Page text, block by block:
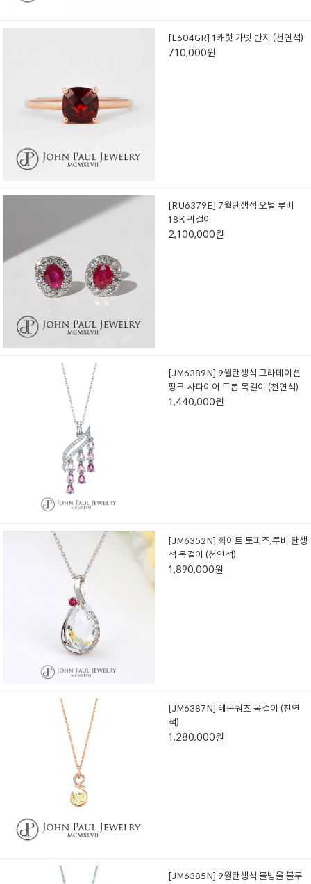
[L604GR] 1캐럿 가넷 반지 (천연석)
710,000원
[RU6379E] 7월탄생석 오벌 루비
18K 귀걸이
2,100,000원
[JM6389N] 9월탄생석 그라데이션
핑크 사파이어 드롭 목걸이 (천연석)
1,440,000원
[JM6352N] 화이트 토파즈,루비 탄생
석 목걸이 (천연석)
1,890,000원
[JM6387N] 레몬쿼츠 목걸이 (천연
석)
1,280,000원
[JM6385N] 9월탄생석 물방울 블루